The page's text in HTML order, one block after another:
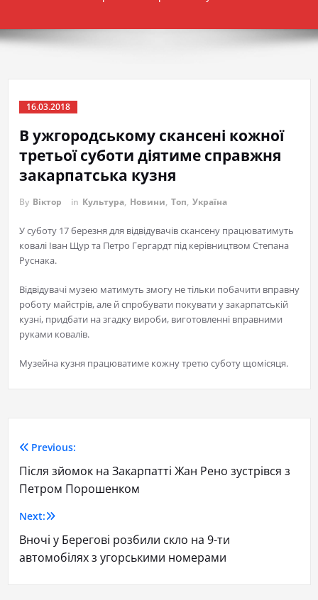
16.03.2018
В ужгородському скансені кожної
третьої суботи діятиме справжня
закарпатська кузня
By Віктор in Культура, Новини, Топ, Україна
У суботу 17 березня для відвідувачів скансену працюватимуть
ковалі Іван Щур та Петро Гергардт під керівництвом Степана
Руснака.
Відвідувачі музею матимуть змогу не тільки побачити вправну
роботу майстрів, але й спробувати покувати у закарпатській
кузні, придбати на згадку вироби, виготовленні вправними
руками ковалів.
Музейна кузня працюватиме кожну третю суботу щомісяця.
Previous:
Після зйомок на Закарпатті Жан Рено зустрівся з
Петром Порошенком
Next:
Вночі у Берегові розбили скло на 9-ти
автомобілях з угорськими номерами